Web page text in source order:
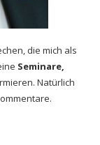
die mich als
Seminare,
Natürlich